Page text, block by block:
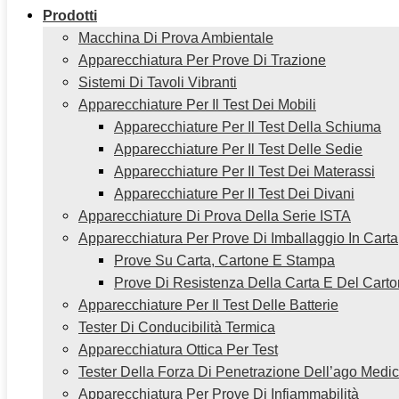
Prodotti
Macchina Di Prova Ambientale
Apparecchiatura Per Prove Di Trazione
Sistemi Di Tavoli Vibranti
Apparecchiature Per Il Test Dei Mobili
Apparecchiature Per Il Test Della Schiuma
Apparecchiature Per Il Test Delle Sedie
Apparecchiature Per Il Test Dei Materassi
Apparecchiature Per Il Test Dei Divani
Apparecchiature Di Prova Della Serie ISTA
Apparecchiatura Per Prove Di Imballaggio In Carta
Prove Su Carta, Cartone E Stampa
Prove Di Resistenza Della Carta E Del
Apparecchiature Per Il Test Delle Batterie
Tester Di Conducibilità Termica
Apparecchiatura Ottica Per Test
Tester Della Forza Di Penetrazione Dell’ago
Apparecchiatura Per Prove Di Infiammabilità